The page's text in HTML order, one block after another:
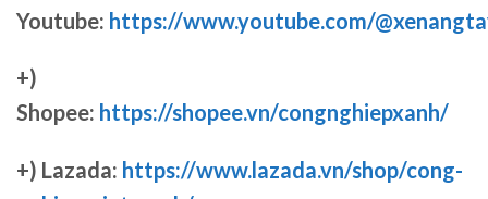
Youtube: https://www.youtube.com/
+)
Shopee: https://shopee.vn/congnghiepxanh/
+) Lazada: https://www.lazada.vn/shop/cong-